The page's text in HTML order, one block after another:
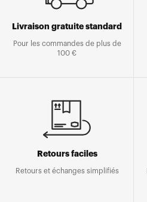
Livraison gratuite standard
Pour les commandes de plus de
100 €
Retours faciles
Retours et échanges simplifiés